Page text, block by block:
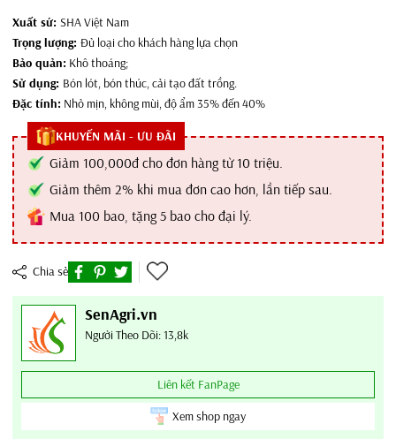
Xuất sứ: SHA Việt Nam
Trọng lượng: Đủ loại cho khách hàng lựa chọn
Bảo quản: Khô thoáng;
Sử dụng: Bón lót, bón thúc, cải tạo đất trồng.
Đặc tính: Nhỏ mịn, không mùi, độ ẩm 35% đến 40%
KHUYẾN MÃI - ƯU ĐÃI
Giảm 100,000đ cho đơn hàng từ 10 triệu.
Giảm thêm 2% khi mua đơn cao hơn, lần tiếp sau.
Mua 100 bao, tặng 5 bao cho đại lý.
Chia sẻ
SenAgri.vn
Người Theo Dõi: 13,8k
Liên kết FanPage
Xem shop ngay